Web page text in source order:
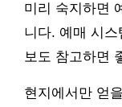
미리 숙지하면
니다. 예매 시스
보도 참고하면
현지에서만 얻